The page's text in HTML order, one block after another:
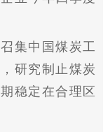
集中国煤炭工
研究制止煤炭
稳定在合理区